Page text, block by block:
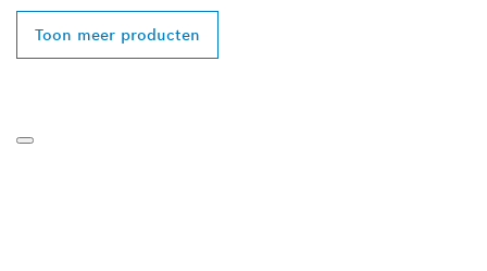
Toon meer producten